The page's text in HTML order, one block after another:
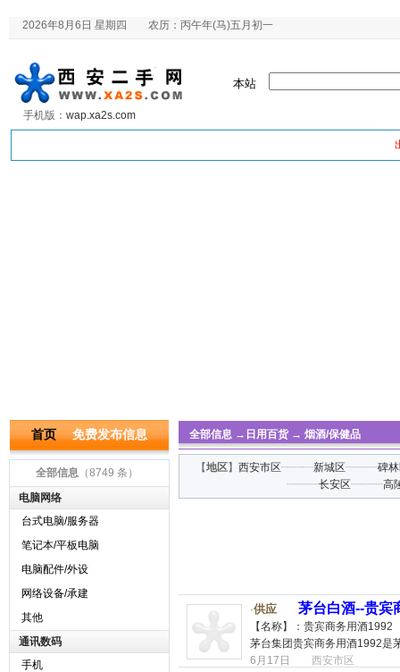
2026年8月6日 星期四 农历：丙午年(马)五月初一
手机版： wap.xa2s.com
本站
首页 免费发布信息
全部信息 （8749 条）
电脑网络
台式电脑/服务器
笔记本/平板电脑
电脑配件/外设
网络设备/承建
其他
通讯数码
手机
全部信息 → 日用百货→ 烟酒/保健品
【地区】 西安市区┈┈┈新城区┈┈┈碑
┈┈┈长安区┈┈┈高
·供应 茅台白酒--贵宾
【名称】：贵宾商务用酒
茅台集团贵宾商务用酒1992是
6月17日
西安市区